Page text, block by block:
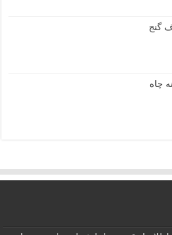
گنج
چاه